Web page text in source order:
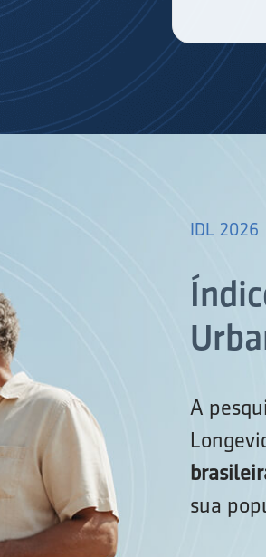
IDL 2026
A
sua